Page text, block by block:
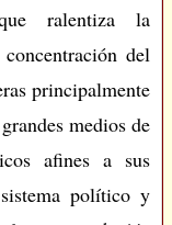
ralentiza la
del
principalmente
medios de
afines a sus
político y